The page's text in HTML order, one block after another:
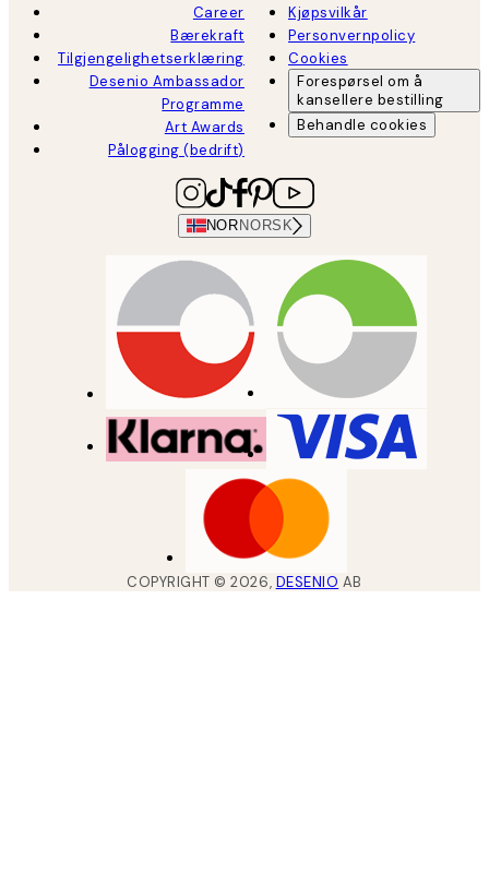
Career
Bærekraft
Tilgjengelighetserklæring
Desenio Ambassador
Programme
Art Awards
Pålogging (bedrift)
Kjøpsvilkår
Personvernpolicy
Cookies
Forespørsel om å
kansellere bestilling
Behandle cookies
NOR NORSK
COPYRIGHT ©2026, DESENIO AB